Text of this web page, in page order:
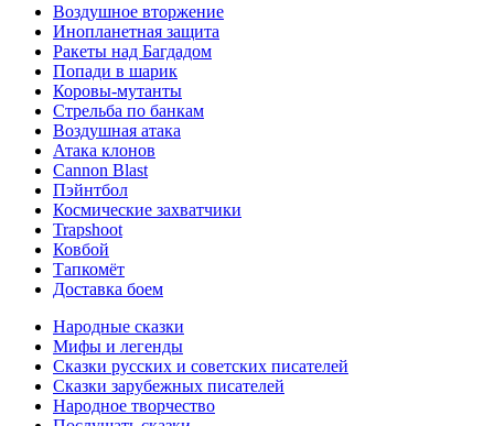
Воздушное вторжение
Инопланетная защита
Ракеты над Багдадом
Попади в шарик
Коровы-мутанты
Стрельба по банкам
Воздушная атака
Атака клонов
Cannon Blast
Пэйнтбол
Космические захватчики
Trapshoot
Ковбой
Тапкомёт
Доставка боем
Народные сказки
Мифы и легенды
Сказки русских и советских писателей
Сказки зарубежных писателей
Народное творчество